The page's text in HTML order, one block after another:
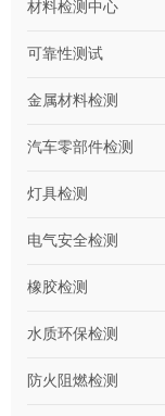
材料检测中心
可靠性测试
金属材料检测
汽车零部件检测
灯具检测
电气安全检测
橡胶检测
水质环保检测
防火阻燃检测